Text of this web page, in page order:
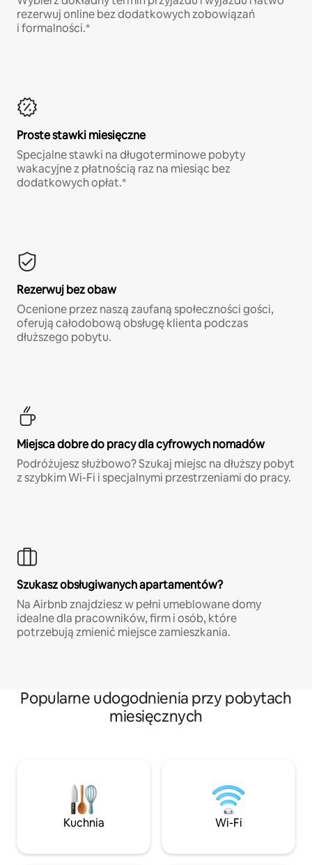
rezerwuj online bez dodatkowych zobowiązań
i formalności.*
Proste stawki miesięczne
Specjalne stawki na długoterminowe pobyty
wakacyjne z płatnością raz na miesiąc bez
dodatkowych opłat.*
Rezerwuj bez obaw
Ocenione przez naszą zaufaną społeczności gości,
oferują całodobową obsługę klienta podczas
dłuższego pobytu.
Miejsca dobre do pracy dla cyfrowych nomadów
Podróżujesz służbowo? Szukaj miejsc na dłuższy pobyt
z szybkim Wi-Fi i specjalnymi przestrzeniami do pracy.
Szukasz obsługiwanych apartamentów?
Na Airbnb znajdziesz w pełni umeblowane domy
idealne dla pracowników, firm i osób, które
potrzebują zmienić miejsce zamieszkania.
Popularne udogodnienia przy pobytach
miesięcznych
Kuchnia Wi-Fi